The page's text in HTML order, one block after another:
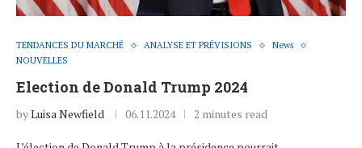
TENDANCES DU MARCHÉ ANALYSE ET PRÉVISIONS
News
NOUVELLES
Election de Donald Trump 2024
byLuisa Newfield 06.11.2024 2 minutes read